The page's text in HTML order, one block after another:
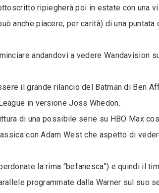
ripiegherà poi in estate con una
anche piacere, per carità) di una puntata
andandovi a vedere Wandavision
il grande rilancio del Batman di Ben
in versione Joss Whedon.
di una possibile serie su HBO Max
con Adam West che aspetto di
la rima “befanesca”) e quindi il
programmate dalla Warner sul suo